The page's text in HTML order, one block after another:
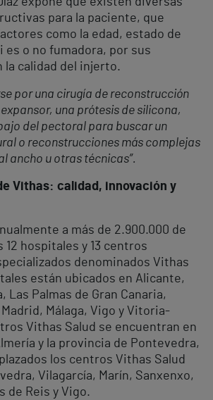
para la paciente, que
como la edad, estado de
es o no fumadora, por sus
la calidad del injerto.
por una cirugía de reconstrucción
una prótesis de silicona,
del pectoral para buscar un
o reconstrucciones más complejas
ancho u otras técnicas”.
Vithas: calidad, innovación y
a más de 2.900.000 de
12 hospitales y 13 centros
denominados Vithas
están ubicados en Alicante,
Las Palmas de Gran Canaria,
Madrid, Málaga, Vigo y Vitoria-
Vithas Salud se encuentran en
y la provincia de Pontevedra,
los centros Vithas Salud
Vilagarcía, Marín, Sanxenxo,
de Reis y Vigo.